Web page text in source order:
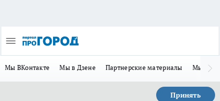
Мы ВКонтакте Мы в Дзене Партнерские материалы Мы в
Принять